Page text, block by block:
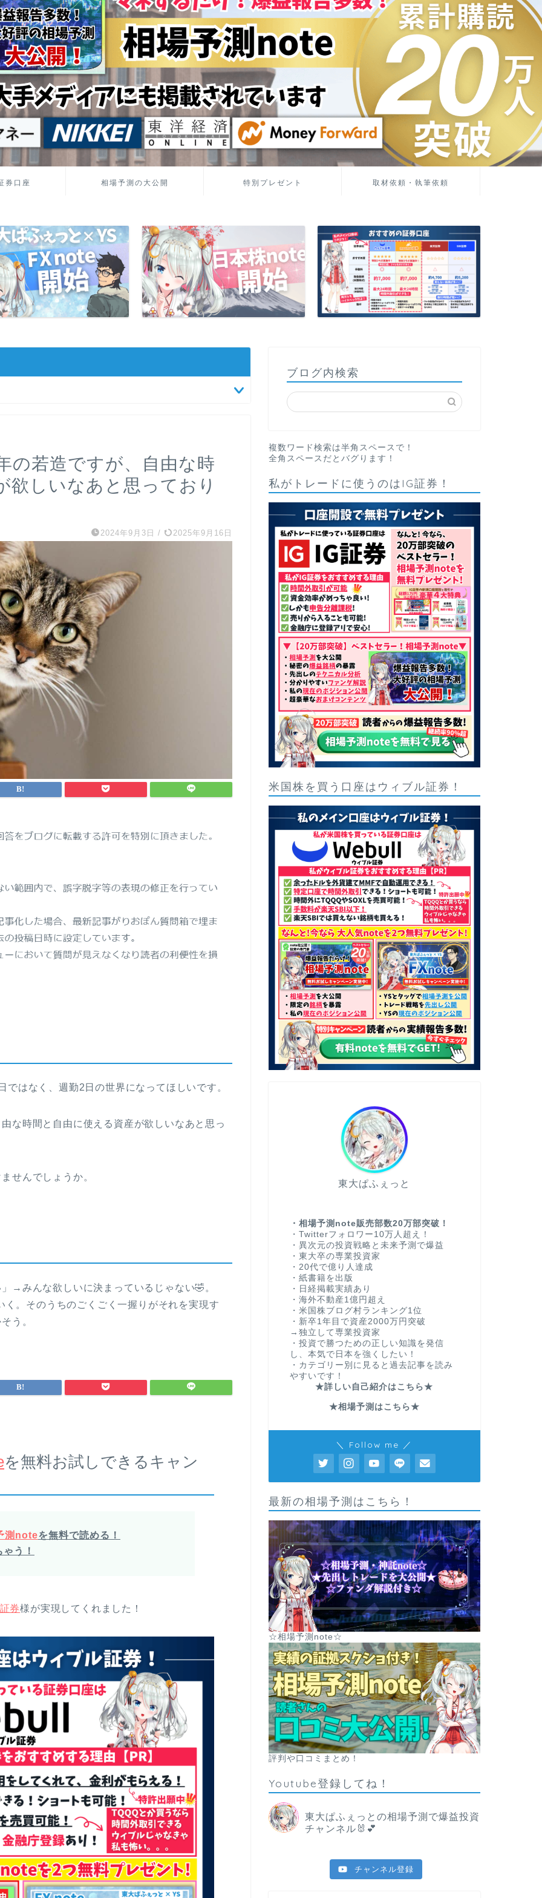
券口座 相場予測の大公開 特別プレゼント 取材依頼・執筆依頼
の若造ですが、自由な時
欲しいなあと思っており
2024年9月3日 / 2025年9月16日
はなく、週勤2日の世界になってほしいです。
な時間と自由に使える資産が欲しいなあと思っ
せんでしょうか。
→みんな欲しいに決まっているじゃない🤣。
。そのうちのごくごく一握りがそれを実現す
う。
を無料お試しできるキャン
測noteを無料で読める！
う！
券様が実現してくれました！
ブログ内検索
複数ワード検索は半角スペースで！
全角スペースだとバグります！
私がトレードに使うのはIG証券！
米国株を買う口座はウィブル証券！
東大ぱふぇっと
・相場予測note販売部数20万部突破！
・Twitterフォロワー10万人超え！
・異次元の投資戦略と未来予測で爆益
・東大卒の専業投資家
・20代で億り人達成
・紙書籍を出版
・日経掲載実績あり
・海外不動産1億円超え
・米国株ブログ村ランキング1位
・新卒1年目で資産2000万円突破
→独立して専業投資家
・投資で勝つための正しい知識を発信
し、本気で日本を強くしたい！
・カテゴリー別に見ると過去記事を読み
やすいです！
★詳しい自己紹介はこちら★
★相場予測はこちら★
＼ Follow me ／
最新の相場予測はこちら！
☆相場予測note☆
評判や口コミまとめ！
Youtube登録してね！
東大ぱふぇっとの相場予測で爆益投資
チャンネル🐰💕
チャンネル登録